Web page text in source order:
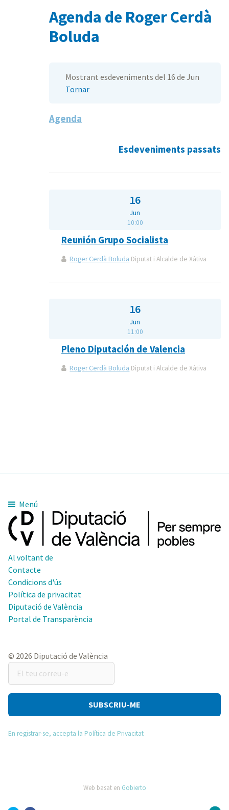
Agenda de Roger Cerdà
Boluda
Mostrant esdeveniments del 16 de Jun
Tornar
Agenda
Esdeveniments passats
16
Jun
10:00
Reunión Grupo Socialista
Roger Cerdà Boluda Diputat i Alcalde de Xàtiva
16
Jun
11:00
Pleno Diputación de Valencia
Roger Cerdà Boluda Diputat i Alcalde de Xàtiva
Menú
Al voltant de
Contacte
Condicions d'ús
Política de privacitat
Diputació de València
Portal de Transparència
© 2026 Diputació de València
El
teu
correu-
En registrar-se, accepta la Política de Privacitat
Web basat en Gobierto